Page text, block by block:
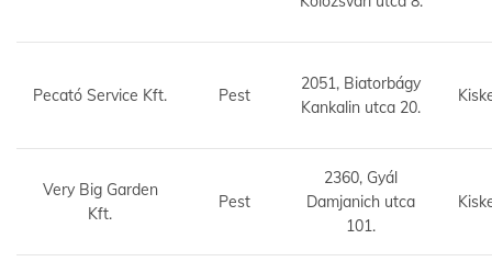
Pecató Service Kft. Pest
2051, Biatorbágy
Kankalin utca 20.
Very Big Garden
Kft.
Pest
2360, Gyál
Damjanich utca
101.